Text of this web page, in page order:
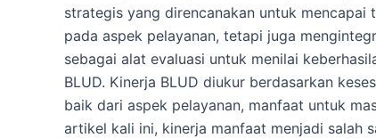
strategis yang direncanakan untuk
pada aspek pelayanan, tetapi juga
sebagai alat evaluasi untuk menilai
BLUD. Kinerja BLUD diukur berdasarkan
baik dari aspek pelayanan, manfaat untuk
artikel kali ini, kinerja manfaat menjadi salah